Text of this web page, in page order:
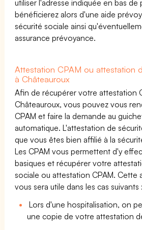
utiliser l'adresse indiquée en bas de
bénéficierez alors d'une aide
sécurité sociale ainsi
assurance prévoyance.
Attestation CPAM ou attestation
à Châteauroux
Afin de récupérer votre attestation
Châteauroux, vous pouvez vous
CPAM et faire la demande au
automatique. L'attestation de
que vous êtes bien affilié à la
Les CPAM vous permettent d'y
basiques et récupérer votre
sociale ou attestation CPAM. Cette
vous sera utile dans les cas suivants :
Lors d'une hospitalisation, on
une copie de votre attestation